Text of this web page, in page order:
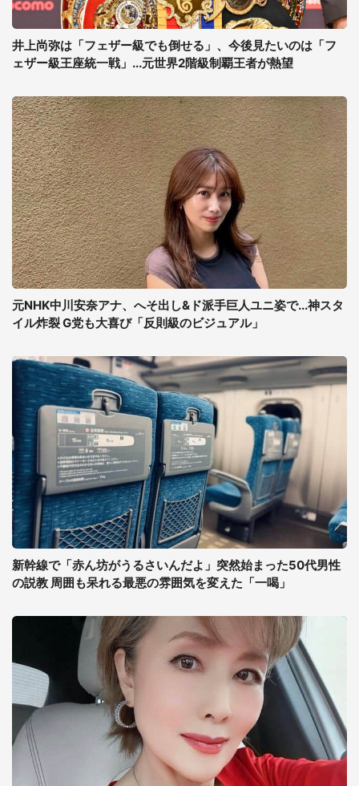
井上尚弥は「フェザー級でも倒せる」、今後見たいのは「フ
ェザー級王座統一戦」...元世界2階級制覇王者が熱望
元NHK中川安奈アナ、へそ出し&ド派手巨人ユニ姿で...神スタ
イル炸裂 G党も大喜び「反則級のビジュアル」
新幹線で「赤ん坊がうるさいんだよ」突然始まった50代男性
の説教 周囲も呆れる最悪の雰囲気を変えた「一喝」